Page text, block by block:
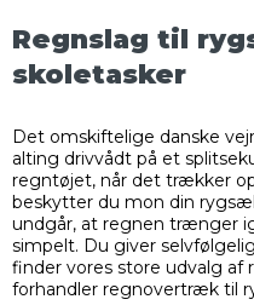
Regnslag til
skoletasker
Det omskiftelige danske
alting drivvådt på et
regntøjet, når det trækker
beskytter du mon din
undgår, at regnen trænger
simpelt. Du giver
finder vores store udvalg af
forhandler regnovertræk til